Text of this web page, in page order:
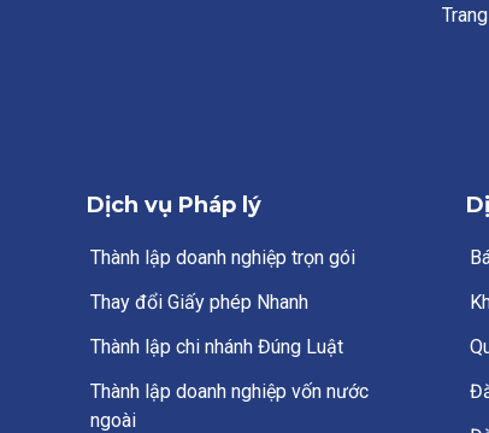
Dịch vụ Pháp lý
Thành lập doanh nghiệp trọn gói
Thay đổi Giấy phép Nhanh
Thành lập chi nhánh Đúng Luật
Thành lập doanh nghiệp vốn nước
ngoài